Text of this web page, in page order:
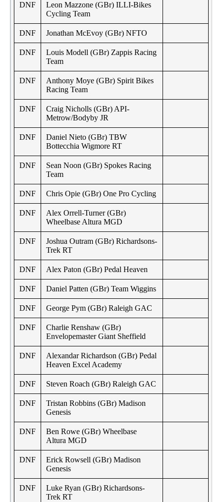
DNF
Leon Mazzone (GBr) ILLI-Bikes
Cycling Team
DNF Jonathan McEvoy (GBr) NFTO
DNF
Louis Modell (GBr) Zappis Racing
Team
DNF
Anthony Moye (GBr) Spirit Bikes
Racing Team
DNF
Craig Nicholls (GBr) API-
Metrow/Bodyby JR
DNF
Daniel Nieto (GBr) TBW
Bottecchia Wigmore RT
DNF
Sean Noon (GBr) Spokes Racing
Team
DNF Chris Opie (GBr) One Pro Cycling
DNF
Alex Orrell-Turner (GBr)
Wheelbase Altura MGD
DNF
Joshua Outram (GBr) Richardsons-
Trek RT
DNF Alex Paton (GBr) Pedal Heaven
DNF Daniel Patten (GBr) Team Wiggins
DNF George Pym (GBr) Raleigh GAC
DNF
Charlie Renshaw (GBr)
Envelopemaster Giant Sheffield
DNF
Alexandar Richardson (GBr) Pedal
Heaven Excel Academy
DNF Steven Roach (GBr) Raleigh GAC
DNF
Tristan Robbins (GBr) Madison
Genesis
DNF
Ben Rowe (GBr) Wheelbase
Altura MGD
DNF
Erick Rowsell (GBr) Madison
Genesis
DNF
Luke Ryan (GBr) Richardsons-
Trek RT